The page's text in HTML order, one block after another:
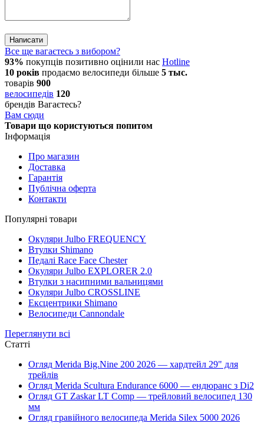
Написати
Все ще вагаєтесь з вибором?
93% покупців позитивно оцінили нас Hotline
10 років продаємо велосипеди більше 5 тыс.
товарів 900
велосипедів 120
брендів Вагаєтесь?
Вам сюди
Товари що користуються попитом
Інформація
Про магазин
Доставка
Гарантія
Публічна оферта
Контакти
Популярні товари
Окуляри Julbo FREQUENCY
Втулки Shimano
Педалі Race Face Chester
Окуляри Julbo EXPLORER 2.0
Втулки з насипними вальницями
Окуляри Julbo CROSSLINE
Ексцентрики Shimano
Велосипеди Cannondale
Переглянути всі
Статті
Огляд Merida Big.Nine 200 2026 — хардтейл 29" для
трейлів
Огляд Merida Scultura Endurance 6000 — ендюранс з Di2
Огляд GT Zaskar LT Comp — трейловий велосипед 130
мм
Огляд гравійного велосипеда Merida Silex 5000 2026